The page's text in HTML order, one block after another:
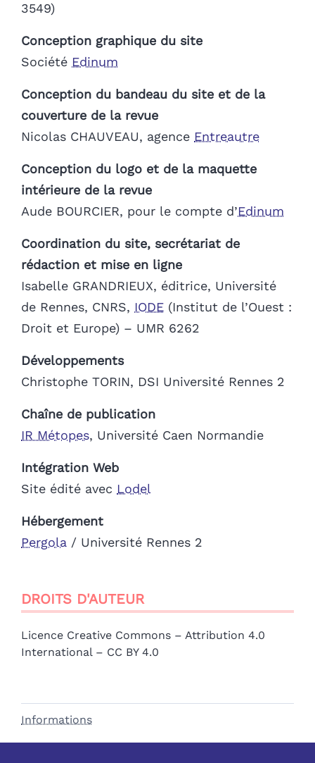
3549)
Conception graphique du site
Société Edinum
Conception du bandeau du site et de la
couverture de la revue
Nicolas CHAUVEAU, agence Entreautre
Conception du logo et de la maquette
intérieure de la revue
Aude BOURCIER, pour le compte d’Edinum
Coordination du site, secrétariat de
rédaction et mise en ligne
Isabelle GRANDRIEUX, éditrice, Université
de Rennes, CNRS, IODE (Institut de l’Ouest :
Droit et Europe) – UMR 6262
Développements
Christophe TORIN, DSI Université Rennes 2
Chaîne de publication
IR Métopes, Université Caen Normandie
Intégration Web
Site édité avec Lodel
Hébergement
Pergola / Université Rennes 2
DROITS D'AUTEUR
Licence Creative Commons – Attribution 4.0
International – CC BY 4.0
Informations